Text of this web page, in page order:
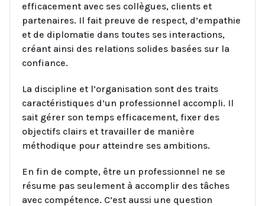
efficacement avec ses collègues, clients et
partenaires. Il fait preuve de respect, d’empathie
et de diplomatie dans toutes ses interactions,
créant ainsi des relations solides basées sur la
confiance.
La discipline et l’organisation sont des traits
caractéristiques d’un professionnel accompli. Il
sait gérer son temps efficacement, fixer des
objectifs clairs et travailler de manière
méthodique pour atteindre ses ambitions.
En fin de compte, être un professionnel ne se
résume pas seulement à accomplir des tâches
avec compétence. C’est aussi une question